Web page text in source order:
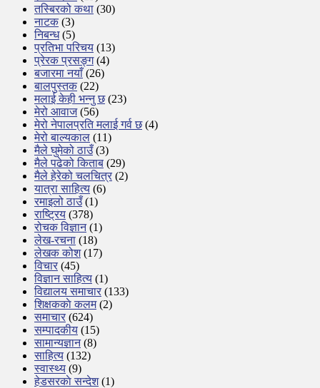
तस्बिरको कथा (30)
नाटक(3)
निबन्ध(5)
प्रतिभा परिचय (13)
प्रेरक प्रसङ्ग(4)
बजारमा नयाँ(26)
बालपुस्तक(22)
मलाई केही भन्नु छ(23)
मेरो आवाज(56)
मेरो नेपालप्रति मलाई गर्व छ(4)
मेरो बाल्यकाल (11)
मैले घुमेको ठाउँ(3)
मैले पढेको किताब (29)
मैले हेरेको चलचित्र (2)
यात्रा साहित्य (6)
रमाइलो ठाउँ(1)
राष्ट्रिय (378)
रोचक विज्ञान(1)
लेख-रचना (18)
लेखक कोश(17)
विचार (45)
विज्ञान साहित्य (1)
विद्यालय समाचार (133)
शिक्षककाे कलम(2)
समाचार (624)
सम्पादकीय (15)
सामान्यज्ञान(8)
साहित्य (132)
स्वास्थ्य (9)
हेडसरकाे सन्देश(1)